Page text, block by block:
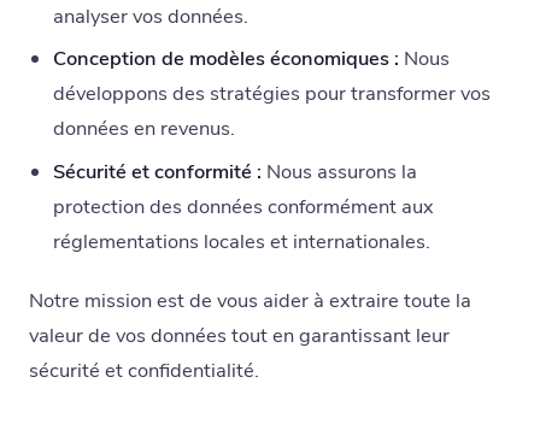
analyser vos données.
Conception de modèles économiques : Nous
développons des stratégies pour transformer vos
données en revenus.
Sécurité et conformité : Nous assurons la
protection des données conformément aux
réglementations locales et internationales.
Notre mission est de vous aider à extraire toute la
valeur de vos données tout en garantissant leur
sécurité et confidentialité.